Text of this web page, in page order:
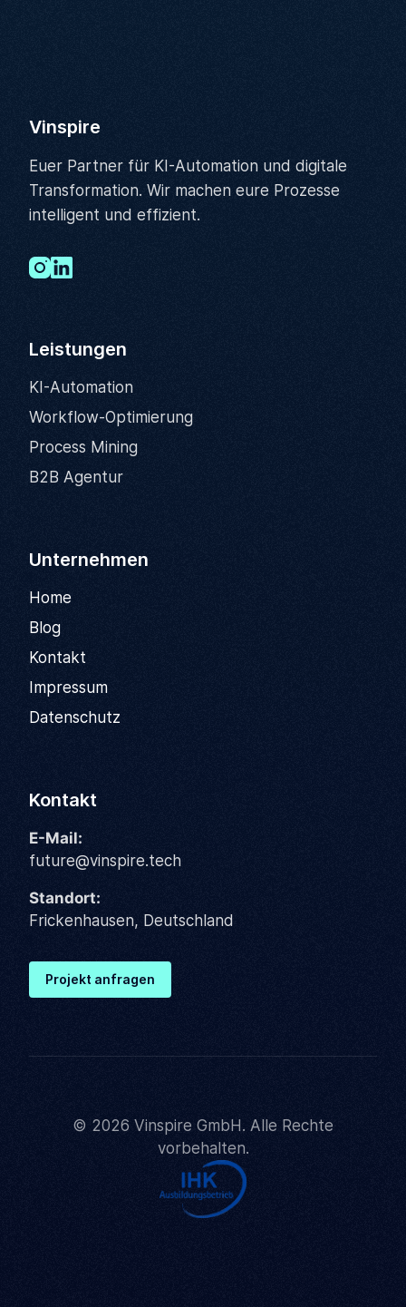
Vinspire
Euer Partner für KI-Automation und digitale
Transformation. Wir machen eure Prozesse
intelligent und effizient.
Leistungen
KI-Automation
Workflow-Optimierung
Process Mining
B2B Agentur
Unternehmen
Home
Blog
Kontakt
Impressum
Datenschutz
Kontakt
E-Mail:
future@vinspire.tech
Standort:
Frickenhausen, Deutschland
Projekt anfragen
© 2026 Vinspire GmbH. Alle Rechte
vorbehalten.